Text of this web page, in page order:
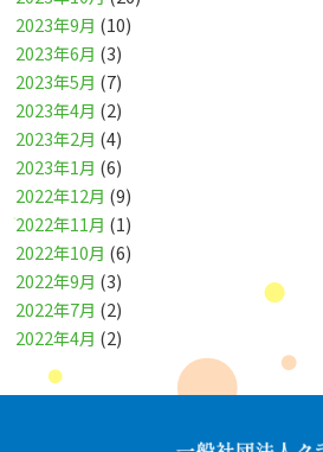
2023年9月 (10)
2023年6月 (3)
2023年5月 (7)
2023年4月 (2)
2023年2月 (4)
2023年1月 (6)
2022年12月 (9)
2022年11月 (1)
2022年10月 (6)
2022年9月 (3)
2022年7月 (2)
2022年4月 (2)